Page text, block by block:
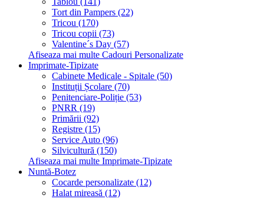
Tort din Pampers (22)
Tricou (170)
Tricou copii (73)
Valentine´s Day (57)
Afiseaza mai multe Cadouri Personalizate
Imprimate-Tipizate
Cabinete Medicale - Spitale (50)
Instituții Școlare (70)
Penitenciare-Poliție (53)
PNRR (19)
Primării (92)
Registre (15)
Service Auto (96)
Silvicultură (150)
Afiseaza mai multe Imprimate-Tipizate
Nuntă-Botez
Cocarde personalizate (12)
Halat mireasă (12)